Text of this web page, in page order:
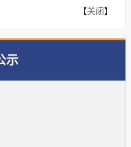
【关闭】
示